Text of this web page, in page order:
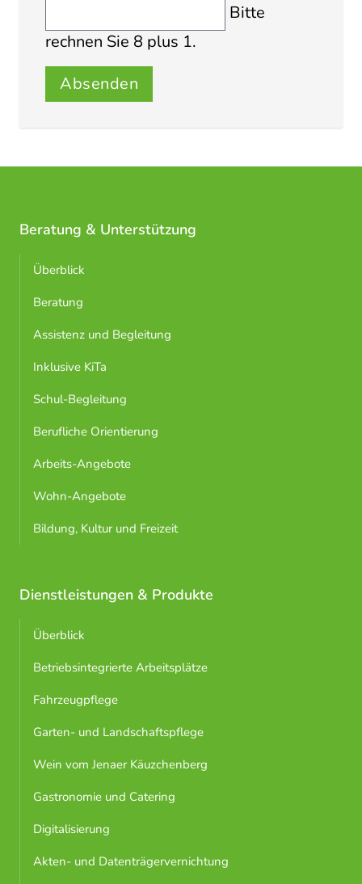
Bitte
rechnen Sie 8 plus 1.
Absenden
Beratung & Unterstützung
Überblick
Beratung
Assistenz und Begleitung
Inklusive KiTa
Schul-Begleitung
Berufliche Orientierung
Arbeits-Angebote
Wohn-Angebote
Bildung, Kultur und Freizeit
Dienstleistungen & Produkte
Überblick
Betriebsintegrierte Arbeitsplätze
Fahrzeugpflege
Garten- und Landschaftspflege
Wein vom Jenaer Käuzchenberg
Gastronomie und Catering
Digitalisierung
Akten- und Datenträgervernichtung